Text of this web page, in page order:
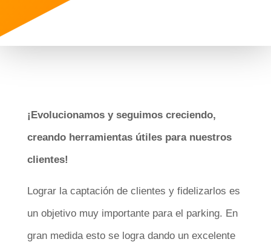
¡Evolucionamos y seguimos creciendo,
creando herramientas útiles para nuestros
clientes!
Lograr la captación de clientes y fidelizarlos es
un objetivo muy importante para el parking. En
gran medida esto se logra dando un excelente